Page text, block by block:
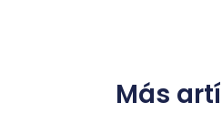
Más